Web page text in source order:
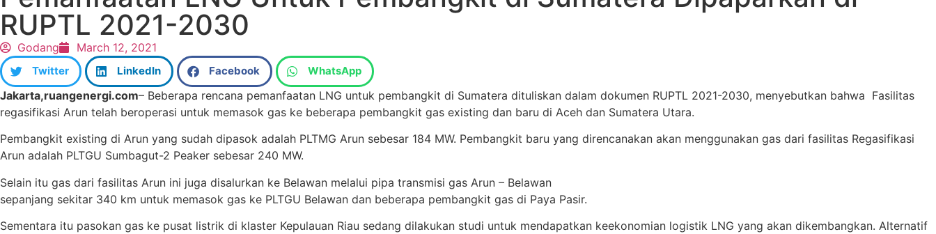
RUPTL 2021-2030
Godang March 12, 2021
Twitter LinkedIn Facebook WhatsApp
Jakarta,ruangenergi.com– Beberapa rencana pemanfaatan LNG untuk pembangkit di Sumatera dituliskan dalam dokumen RUPTL 2021-2030, menyebutkan bahwa Fasilitas
regasifikasi Arun telah beroperasi untuk memasok gas ke beberapa pembangkit gas existing dan baru di Aceh dan Sumatera Utara.
Pembangkit existing di Arun yang sudah dipasok adalah PLTMG Arun sebesar 184 MW. Pembangkit baru yang direncanakan akan menggunakan gas dari fasilitas Regasifikasi
Arun adalah PLTGU Sumbagut-2 Peaker sebesar 240 MW.
Selain itu gas dari fasilitas Arun ini juga disalurkan ke Belawan melalui pipa transmisi gas Arun – Belawan
sepanjang sekitar 340 km untuk memasok gas ke PLTGU Belawan dan beberapa pembangkit gas di Paya Pasir.
Sementara itu pasokan gas ke pusat listrik di klaster Kepulauan Riau sedang dilakukan studi untuk mendapatkan keekonomian logistik LNG yang akan dikembangkan. Alternatif